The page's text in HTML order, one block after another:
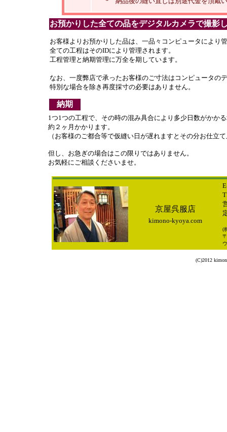
お預かりした全ての品をデジタルカメラで撮影
お客様よりお預かりした品は、一品々コンピュータにより
全ての工程はそのIDにより管理されます。
工程管理と納期管理に万全を期しています。
なお、一度弊店で承ったお客様のご寸法はコンピュータの
特別な場合を除き再度採寸の必要はありません。
納期
1つ1つの工程で、その時の混み具合により多少日数がかか
約２ヶ月かかります。
（お客様のご都合等で仮縫い日が遅れますとその分お仕立
但し、お急ぎの場合はこの限りではありません。
お気軽にご相談くださいませ。
京屋呉服店
kimono-kyoya.com
(
(C)2012